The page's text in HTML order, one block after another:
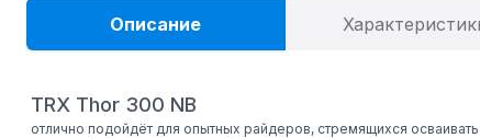
Описание
TRX Thor 300 NB
отлично подойдёт для опытных райдеров, стремящихся